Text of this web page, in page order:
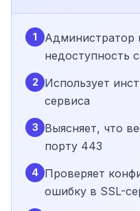
1
Администратор
недоступность
2
Использует
сервиса
3
Выясняет, что
порту 443
4 Проверяет
ошибку в SSL-